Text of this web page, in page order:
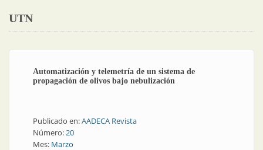
UTN
Automatización y telemetría de un sistema de
propagación de olivos bajo nebulización
Publicado en:AADECA Revista
Número:20
Mes: Marzo